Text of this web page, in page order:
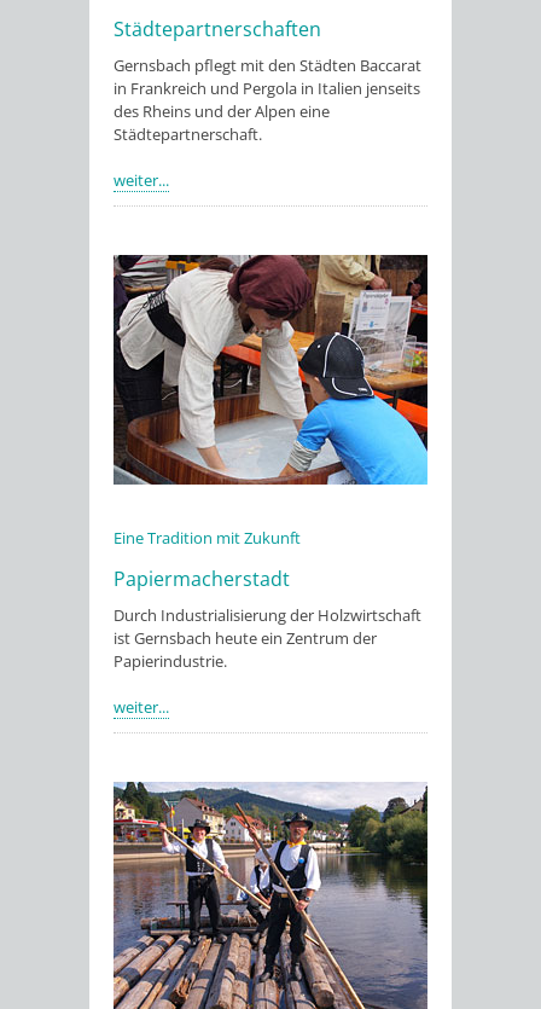
Städtepartnerschaften
Gernsbach pflegt mit den Städten Baccarat
in Frankreich und Pergola in Italien jenseits
des Rheins und der Alpen eine
Städtepartnerschaft.
weiter...
Eine Tradition mit Zukunft
Papiermacherstadt
Durch Industrialisierung der Holzwirtschaft
ist Gernsbach heute ein Zentrum der
Papierindustrie.
weiter...